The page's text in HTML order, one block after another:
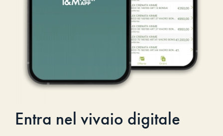
Entra nel vivaio digitale